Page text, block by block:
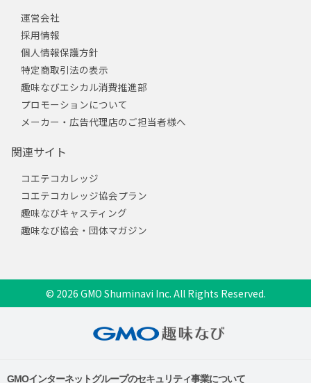
運営会社
採用情報
個人情報保護方針
特定商取引法の表示
趣味なびエシカル消費推進部
プロモーションについて
メーカー・広告代理店のご担当者様へ
関連サイト
コエテコカレッジ
コエテコカレッジ協会プラン
趣味なびキャスティング
趣味なび協会・団体マガジン
© 2026 GMO Shuminavi Inc. All Rights Reserved.